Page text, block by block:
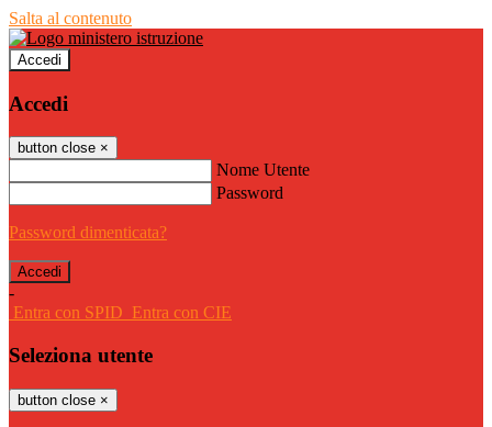
Salta al contenuto
Accedi
Accedi
button close ×
Nome Utente
Password
Password dimenticata?
-
Entra con SPID Entra con CIE
Seleziona utente
button close ×